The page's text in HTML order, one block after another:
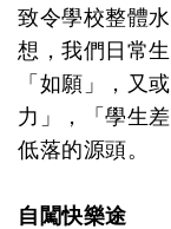
致令學校整體
想，我們日常
「如願」，又
力」，「學生
低落的源頭。
自闖快樂途